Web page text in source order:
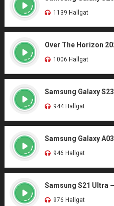
1139 Hallgat
Over The Horizon
1006 Hallgat
Samsung Galaxy
944 Hallgat
Samsung Galaxy
946 Hallgat
Samsung S21 Ultra
976 Hallgat